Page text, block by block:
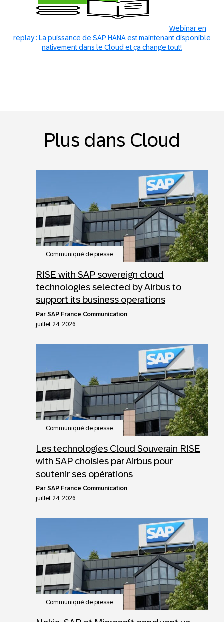
Webinar en
replay : La puissance de SAP HANA est maintenant disponible
nativement dans le Cloud et ça change tout!
Plus dans Cloud
Communiqué de presse
RISE with SAP sovereign cloud
technologies selected by Airbus to
support its business operations
par SAP France Communication
juillet 24, 2026
Communiqué de presse
Les technologies Cloud Souverain RISE
with SAP choisies par Airbus pour
soutenir ses opérations
par SAP France Communication
juillet 24, 2026
Communiqué de presse